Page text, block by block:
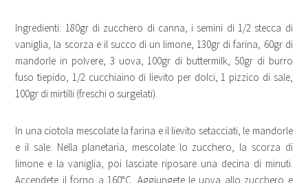
Ingredienti: 180gr di zucchero di canna, i semini di 1/2 stecca di
vaniglia, la scorza e il succo di un limone, 130gr di farina, 60gr di
mandorle in polvere, 3 uova, 100gr di buttermilk, 50gr di burro
fuso tiepido, 1/2 cucchiaino di lievito per dolci, 1 pizzico di sale,
100gr di mirtilli (freschi o surgelati).
In una ciotola mescolate la farina e il lievito setacciati, le mandorle
e il sale. Nella planetaria, mescolate lo zucchero, la scorza di
limone e la vaniglia, poi lasciate riposare una decina di minuti.
Accendete il forno a 160°C. Aggiungete le uova allo zucchero e